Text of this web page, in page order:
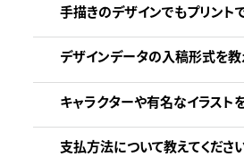
手描きのデザインでもプリント
デザインデータの入稿形式を教
キャラクターや有名なイラスト
支払方法について教えてくださ